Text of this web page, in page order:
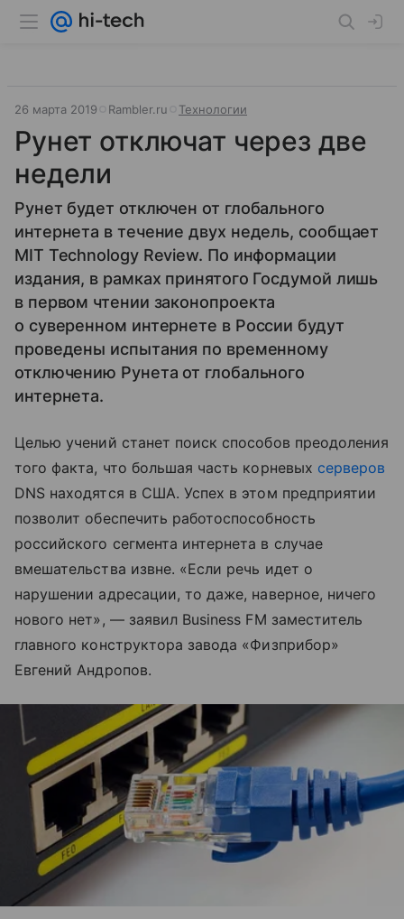
26 марта 2019 Rambler.ru Технологии
Рунет отключат через две
недели
Рунет будет отключен от глобального
интернета в течение двух недель, сообщает
MIT Technology Review. По информации
издания, в рамках принятого Госдумой лишь
в первом чтении законопроекта
о суверенном интернете в России будут
проведены испытания по временному
отключению Рунета от глобального
интернета.
Целью учений станет поиск способов преодоления
того факта, что большая часть корневых серверов
DNS находятся в США. Успех в этом предприятии
позволит обеспечить работоспособность
российского сегмента интернета в случае
вмешательства извне. «Если речь идет о
нарушении адресации, то даже, наверное, ничего
нового нет», — заявил Business FM заместитель
главного конструктора завода «Физприбор»
Евгений Андропов.